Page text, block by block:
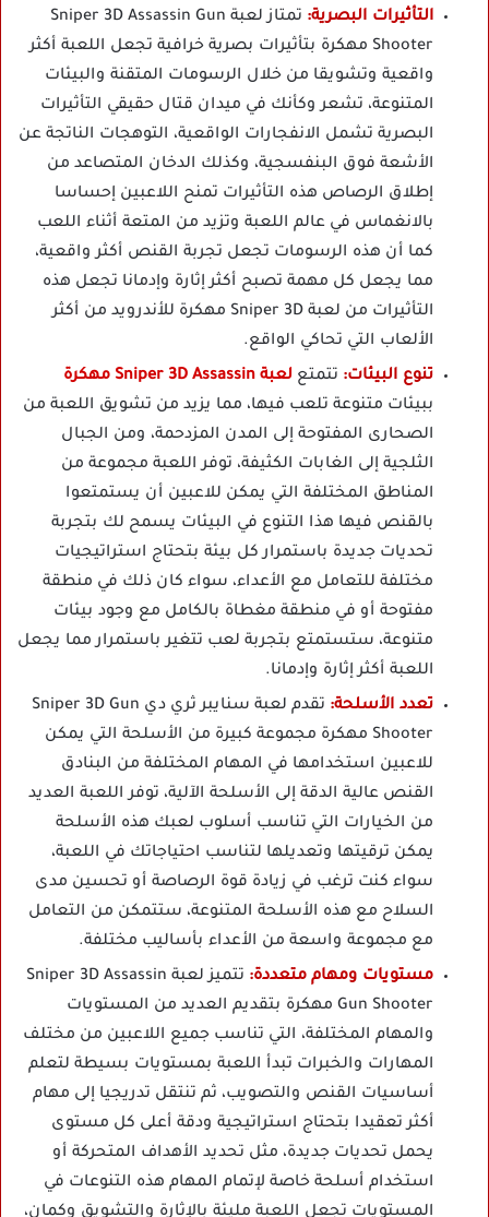
التأثيرات البصرية:
تمتاز لعبة Sniper 3D Assassin Gun
Shooter مهكرة بتأثيرات بصرية خرافية تجعل اللعبة أكثر
واقعية وتشويقا من خلال الرسومات المتقنة والبيئات
المتنوعة، تشعر وكأنك في ميدان قتال حقيقي التأثيرات
البصرية تشمل الانفجارات الواقعية، التوهجات الناتجة عن
الأشعة فوق البنفسجية، وكذلك الدخان المتصاعد من
إطلاق الرصاص هذه التأثيرات تمنح اللاعبين إحساسا
بالانغماس في عالم اللعبة وتزيد من المتعة أثناء اللعب
كما أن هذه الرسومات تجعل تجربة القنص أكثر واقعية،
مما يجعل كل مهمة تصبح أكثر إثارة وإدمانا تجعل هذه
التأثيرات من لعبة Sniper 3D مهكرة للأندرويد من أكثر
الألعاب التي تحاكي الواقع.
تنوع البيئات: تتمتع لعبة Sniper 3D Assassin مهكرة
ببيئات متنوعة تلعب فيها، مما يزيد من تشويق اللعبة من
الصحارى المفتوحة إلى المدن المزدحمة، ومن الجبال
الثلجية إلى الغابات الكثيفة، توفر اللعبة مجموعة من
المناطق المختلفة التي يمكن للاعبين أن يستمتعوا
بالقنص فيها هذا التنوع في البيئات يسمح لك بتجربة
تحديات جديدة باستمرار كل بيئة بتحتاج استراتيجيات
مختلفة للتعامل مع الأعداء، سواء كان ذلك في منطقة
مفتوحة أو في منطقة مغطاة بالكامل مع وجود بيئات
متنوعة، ستستمتع بتجربة لعب تتغير باستمرار مما يجعل
اللعبة أكثر إثارة وإدمانا.
تعدد الأسلحة:
تقدم لعبة سنايبر ثري دي Sniper 3D Gun
Shooter مهكرة مجموعة كبيرة من الأسلحة التي يمكن
للاعبين استخدامها في المهام المختلفة من البنادق
القنص عالية الدقة إلى الأسلحة الآلية، توفر اللعبة العديد
من الخيارات التي تناسب أسلوب لعبك هذه الأسلحة
يمكن ترقيتها وتعديلها لتناسب احتياجاتك في اللعبة،
سواء كنت ترغب في زيادة قوة الرصاصة أو تحسين مدى
السلاح مع هذه الأسلحة المتنوعة، ستتمكن من التعامل
مع مجموعة واسعة من الأعداء بأساليب مختلفة.
مستويات ومهام متعددة:
تتميز لعبة Sniper 3D Assassin
Gun Shooter مهكرة بتقديم العديد من المستويات
والمهام المختلفة، التي تناسب جميع اللاعبين من مختلف
المهارات والخبرات تبدأ اللعبة بمستويات بسيطة لتعلم
أساسيات القنص والتصويب، ثم تنتقل تدريجيا إلى مهام
أكثر تعقيدا بتحتاج استراتيجية ودقة أعلى كل مستوى
يحمل تحديات جديدة، مثل تحديد الأهداف المتحركة أو
استخدام أسلحة خاصة لإتمام المهام هذه التنوعات في
المستويات تجعل اللعبة مليئة بالإثارة والتشويق وكمان،